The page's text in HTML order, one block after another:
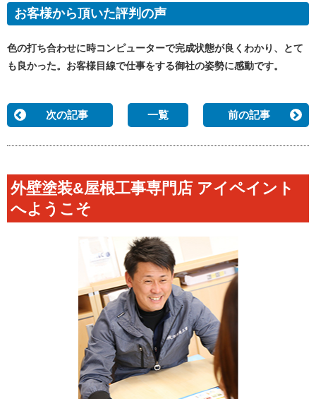
お客様から頂いた評判の声
色の打ち合わせに時コンピューターで完成状態が良くわかり、とて
も良かった。お客様目線で仕事をする御社の姿勢に感動です。
次の記事 一覧 前の記事
外壁塗装&屋根工事専門店 アイペイント
へようこそ